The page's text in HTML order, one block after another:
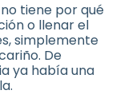
tiene por qué
o llenar el
simplemente
De
ya había una